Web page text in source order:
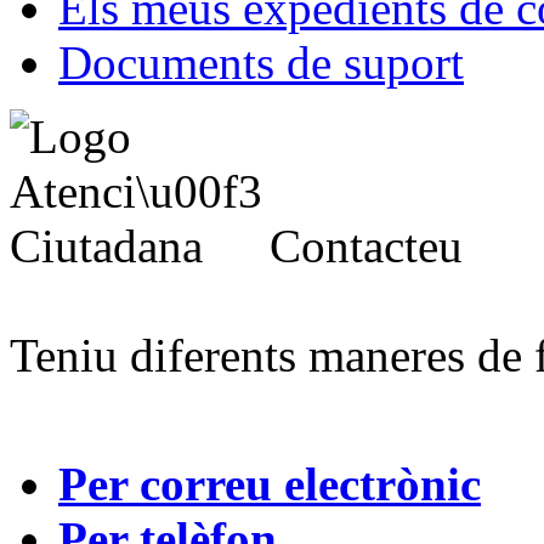
Documents de suport
Contacteu
Teniu diferents maneres de
Per correu electrònic